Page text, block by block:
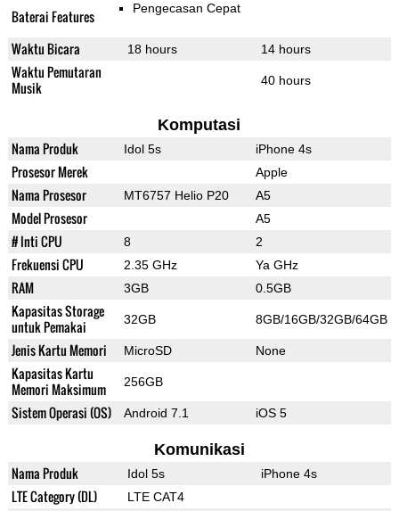
Baterai Features Pengecasan Cepat
Waktu Bicara 18 hours 14 hours
Waktu Pemutaran
Musik
40 hours
Komputasi
Nama Produk Idol 5s iPhone 4s
Prosesor Merek Apple
Nama Prosesor MT6757 Helio P20 A5
Model Prosesor A5
# Inti CPU 8 2
Frekuensi CPU 2.35 GHz Ya GHz
RAM 3GB 0.5GB
Kapasitas Storage
untuk Pemakai
32GB 8GB/16GB/32GB/64GB
Jenis Kartu Memori MicroSD None
Kapasitas Kartu
Memori Maksimum
256GB
Sistem Operasi (OS) Android 7.1 iOS 5
Komunikasi
Nama Produk Idol 5s iPhone 4s
LTE Category (DL) LTE CAT4